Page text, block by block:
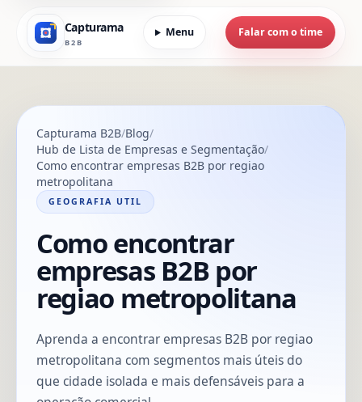
Capturama
B2B
Menu Falar com o time
Capturama B2B Blog
Hub de Lista de Empresas e Segmentação
Como encontrar empresas B2B por regiao
metropolitana
GEOGRAFIA UTIL
Como encontrar
empresas B2B por
regiao metropolitana
Aprenda a encontrar empresas B2B por regiao
metropolitana com segmentos mais úteis do
que cidade isolada e mais defensáveis para a